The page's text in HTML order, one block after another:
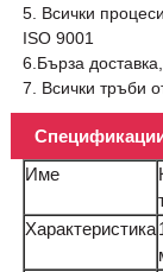
5. Всички
ISO 9001
6.Бърза
7. Всички тръби
Име
Характеристика